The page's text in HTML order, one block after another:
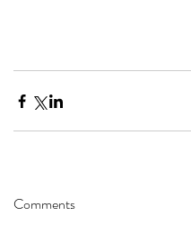
Comments